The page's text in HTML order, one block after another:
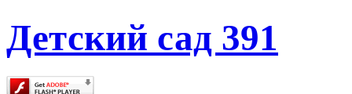
Детский сад 391